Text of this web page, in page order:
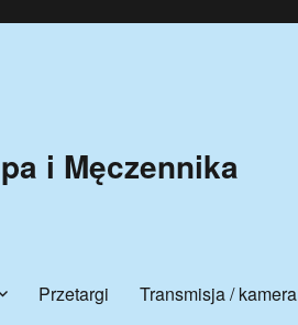
i Męczennika
Przetargi Transmisja / kamera